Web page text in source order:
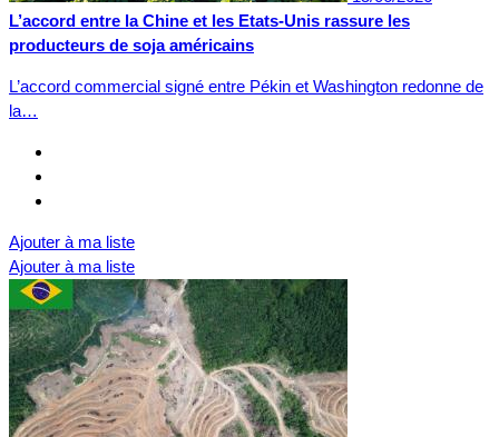
L’accord entre la Chine et les Etats-Unis rassure les
producteurs de soja américains
L’accord commercial signé entre Pékin et Washington redonne de
la…
Ajouter à ma liste
Ajouter à ma liste